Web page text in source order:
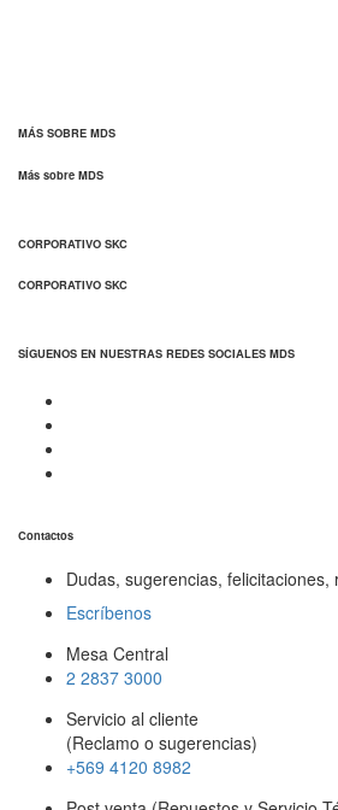
MÁS SOBRE MDS
Más sobre MDS
CORPORATIVO SKC
CORPORATIVO SKC
SÍGUENOS EN NUESTRAS REDES SOCIALES MDS
Contactos
Dudas, sugerencias, felicitaciones,
Escríbenos
Mesa Central
2 2837 3000
Servicio al cliente
(Reclamo o sugerencias)
+569 4120 8982